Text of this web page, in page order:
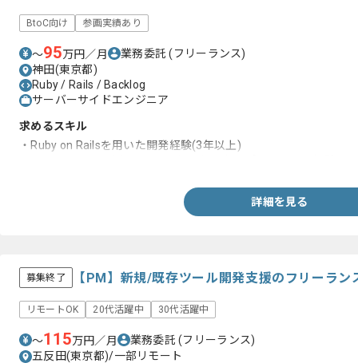
BtoC向け 参画実績あり
〜95万円／月 業務委託(フリーランス)
神田(東京都)
Ruby / Rails / Backlog
サーバーサイドエンジニア
求めるスキル
・Ruby on Railsを用いた開発経験(3年以上)
詳細を見る
募集終了 【PM】新規/既存ツール開発支援のフリーラン
リモートOK 20代活躍中 30代活躍中
〜115万円／月 業務委託(フリーランス)
五反田(東京都)/一部リモート